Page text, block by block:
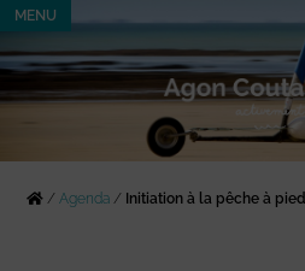
MENU
/Agenda / Initiation à la pêche à pied